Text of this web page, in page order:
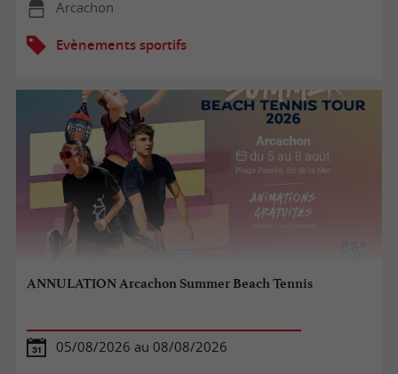
Arcachon
Evènements sportifs
ANNULATION Arcachon Summer Beach Tennis
05/08/2026 au 08/08/2026